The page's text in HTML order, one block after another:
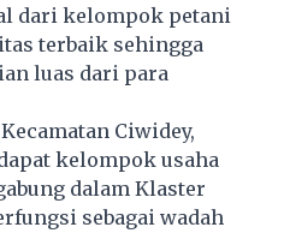
dari kelompok petani
terbaik sehingga
luas dari para
Ciwidey,
kelompok usaha
dalam Klaster
sebagai wadah